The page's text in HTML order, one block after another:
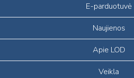
E-parduotuvė
Naujienos
Apie LOD
Veikla